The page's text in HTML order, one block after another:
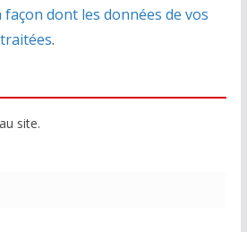
dont les données de vos
.
site.